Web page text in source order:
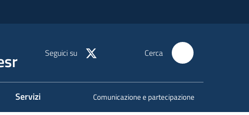
Seguici su Cerca
Servizi Comunicazione e partecipazione